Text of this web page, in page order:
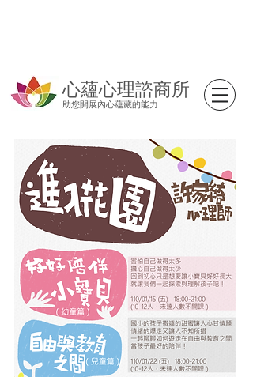
心蘊心理諮商所
助您開展內心蘊藏的能力